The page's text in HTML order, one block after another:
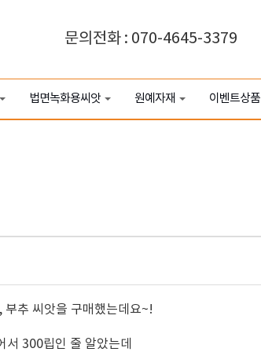
문의전화 : 070-4645-3379
법면녹화용씨앗 원예자재 이벤트상품
추 씨앗을 구매했는데요~!
300립인 줄 알았는데